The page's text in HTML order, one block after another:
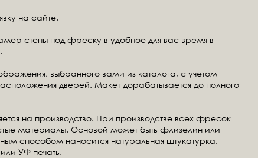
на сайте.
стены под фреску в удобное для вас время в
выбранного вами из каталога, с учетом
дверей. Макет дорабатывается до полного
на производство. При производстве всех фресок
материалы. Основой может быть флизелин или
способом наносится натуральная штукатурка,
УФ печать.